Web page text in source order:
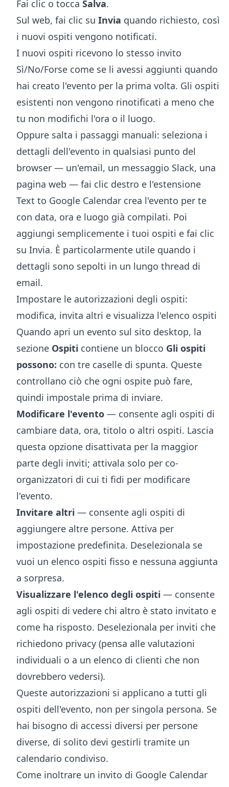
Fai clic o tocca Salva.
Sul web, fai clic su Invia quando richiesto, così
i nuovi ospiti vengono notificati.
I nuovi ospiti ricevono lo stesso invito
Sì/No/Forse come se li avessi aggiunti quando
hai creato l'evento per la prima volta. Gli ospiti
esistenti non vengono rinotificati a meno che
tu non modifichi l'ora o il luogo.
Oppure salta i passaggi manuali: seleziona i
dettagli dell'evento in qualsiasi punto del
browser — un'email, un messaggio Slack, una
pagina web — fai clic destro e l'estensione
Text to Google Calendar crea l'evento per te
con data, ora e luogo già compilati. Poi
aggiungi semplicemente i tuoi ospiti e fai clic
su Invia. È particolarmente utile quando i
dettagli sono sepolti in un lungo thread di
email.
Impostare le autorizzazioni degli ospiti:
modifica, invita altri e visualizza l'elenco ospiti
Quando apri un evento sul sito desktop, la
sezione Ospiti contiene un blocco Gli ospiti
possono: con tre caselle di spunta. Queste
controllano ciò che ogni ospite può fare,
quindi impostale prima di inviare.
Modificare l'evento — consente agli ospiti di
cambiare data, ora, titolo o altri ospiti. Lascia
questa opzione disattivata per la maggior
parte degli inviti; attivala solo per co-
organizzatori di cui ti fidi per modificare
l'evento.
Invitare altri — consente agli ospiti di
aggiungere altre persone. Attiva per
impostazione predefinita. Deselezionala se
vuoi un elenco ospiti fisso e nessuna aggiunta
a sorpresa.
Visualizzare l'elenco degli ospiti — consente
agli ospiti di vedere chi altro è stato invitato e
come ha risposto. Deselezionala per inviti che
richiedono privacy (pensa alle valutazioni
individuali o a un elenco di clienti che non
dovrebbero vedersi).
Queste autorizzazioni si applicano a tutti gli
ospiti dell'evento, non per singola persona. Se
hai bisogno di accessi diversi per persone
diverse, di solito devi gestirli tramite un
calendario condiviso.
Come inoltrare un invito di Google Calendar